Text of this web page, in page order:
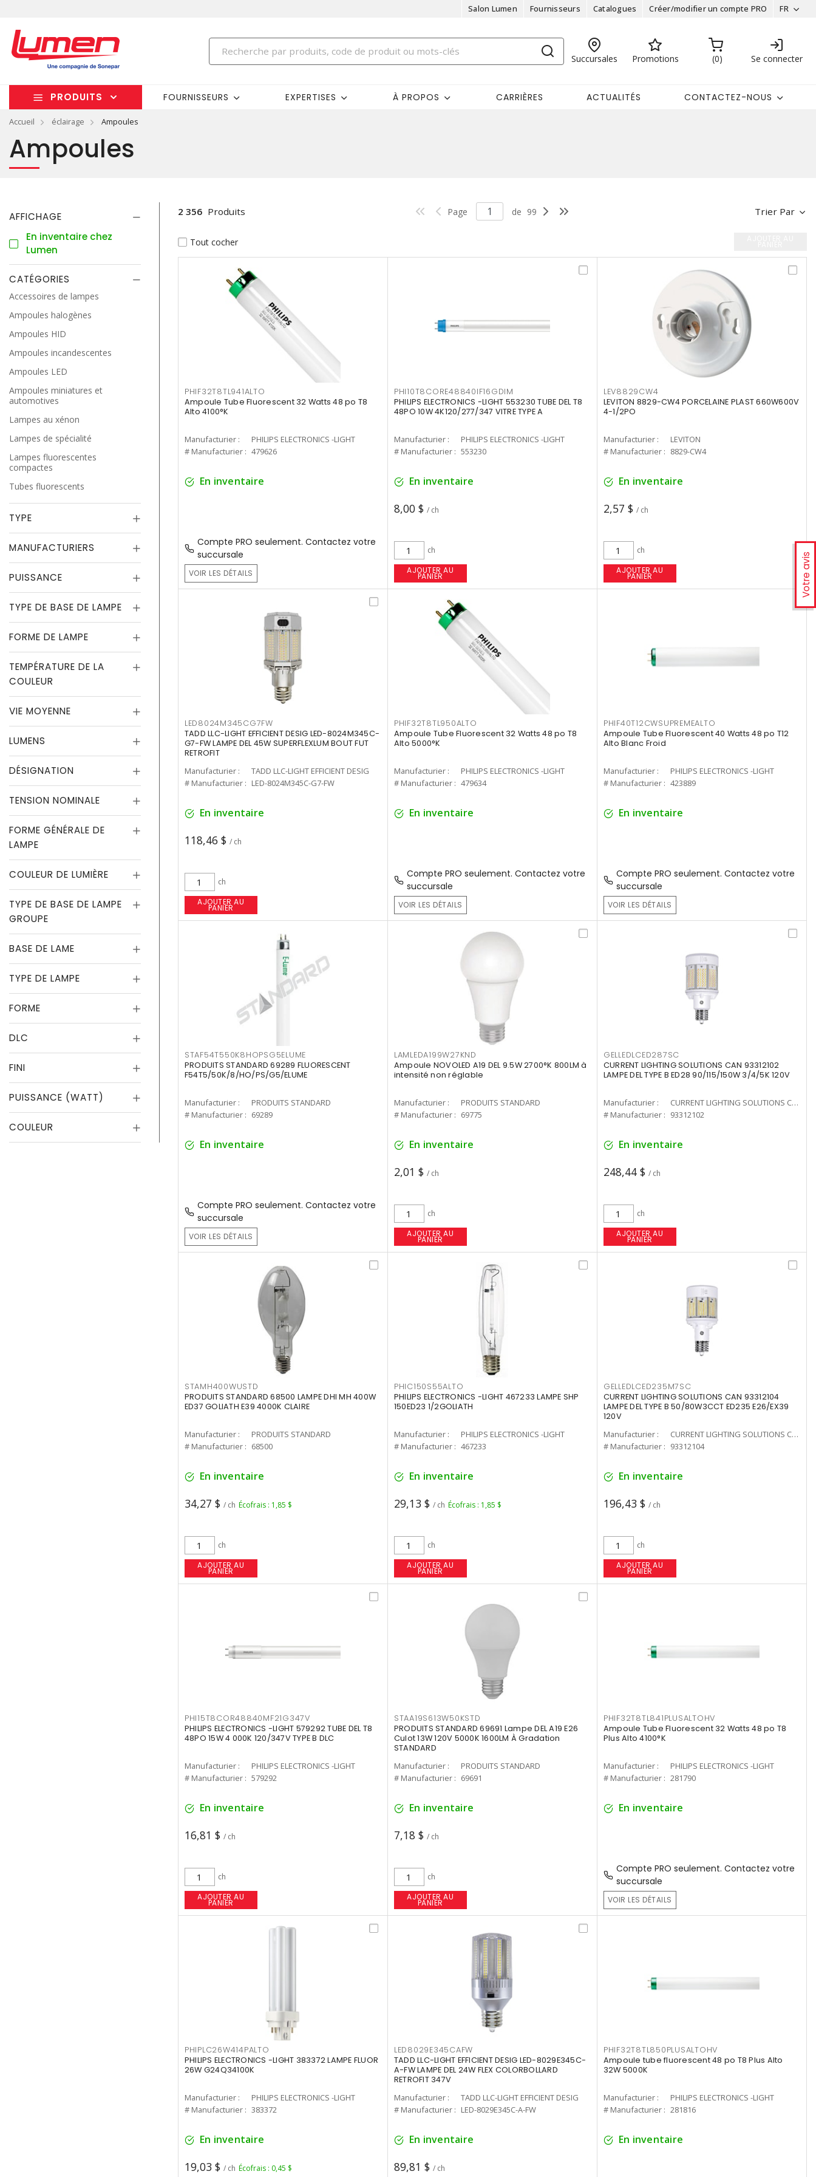
Salon Lumen Fournisseurs Catalogues Créer/modifier un compte PRO FR
Succursales Promotions 0 Se connecter
PRODUITS FOURNISSEURS EXPERTISES À PROPOS CARRIÈRES ACTUALITÉS CONTACTEZ-NOUS
Accueil éclairage Ampoules
Votre avis
Ampoules
AFFICHAGE
En inventaire chez
Lumen
CATÉGORIES
Accessoires de lampes
Ampoules halogènes
Ampoules HID
Ampoules incandescentes
Ampoules LED
Ampoules miniatures et
automotives
Lampes au xénon
Lampes de spécialité
Lampes fluorescentes
compactes
Tubes fluorescents
TYPE
MANUFACTURIERS
PUISSANCE
TYPE DE BASE DE LAMPE
FORME DE LAMPE
TEMPÉRATURE DE LA
COULEUR
VIE MOYENNE
LUMENS
DÉSIGNATION
TENSION NOMINALE
FORME GÉNÉRALE DE
LAMPE
COULEUR DE LUMIÈRE
TYPE DE BASE DE LAMPE
GROUPE
BASE DE LAME
TYPE DE LAMPE
FORME
DLC
FINI
PUISSANCE (WATT)
COULEUR
Trier Par
2 356 Produits Page de 99
Tout cocher
PHIF32T8TL941ALTO
Ampoule Tube Fluorescent 32 Watts 48 po T8
Alto 4100°K
Manufacturier :
PHILIPS ELECTRONICS -LIGHT
# Manufacturier : 479626
En inventaire
Compte PRO seulement. Contactez votre
succursale
VOIR LES DÉTAILS
PHI10T8CORE48840IF16GDIM
PHILIPS ELECTRONICS -LIGHT 553230 TUBE DEL T8
48PO 10W 4K120/277/347 VITRE TYPE A
Manufacturier :
PHILIPS ELECTRONICS -LIGHT
# Manufacturier : 553230
En inventaire
8,00 $ / ch
ch
AJOUTER AU
PANIER
LEV8829CW4
LEVITON 8829-CW4 PORCELAINE PLAST 660W600V
4-1/2PO
Manufacturier :
LEVITON
# Manufacturier : 8829-CW4
En inventaire
2,57 $ / ch
ch
AJOUTER AU
PANIER
LED8024M345CG7FW
TADD LLC-LIGHT EFFICIENT DESIG LED-8024M345C-
G7-FW LAMPE DEL 45W SUPERFLEXLUM BOUT FUT
RETROFIT
Manufacturier :
TADD LLC-LIGHT EFFICIENT DESIG
# Manufacturier : LED-8024M345C-G7-FW
En inventaire
118,46 $ / ch
ch
AJOUTER AU
PANIER
PHIF32T8TL950ALTO
Ampoule Tube Fluorescent 32 Watts 48 po T8
Alto 5000°K
Manufacturier :
PHILIPS ELECTRONICS -LIGHT
# Manufacturier : 479634
En inventaire
Compte PRO seulement. Contactez votre
succursale
VOIR LES DÉTAILS
PHIF40T12CWSUPREMEALTO
Ampoule Tube Fluorescent 40 Watts 48 po T12
Alto Blanc Froid
Manufacturier :
PHILIPS ELECTRONICS -LIGHT
# Manufacturier : 423889
En inventaire
Compte PRO seulement. Contactez votre
succursale
VOIR LES DÉTAILS
STAF54T550K8HOPSG5ELUME
PRODUITS STANDARD 69289 FLUORESCENT
F54T5/50K/8/HO/PS/G5/ELUME
Manufacturier :
PRODUITS STANDARD
# Manufacturier : 69289
En inventaire
Compte PRO seulement. Contactez votre
succursale
VOIR LES DÉTAILS
LAMLEDA199W27KND
Ampoule NOVOLED A19 DEL 9.5W 2700°K 800LM à
intensité non réglable
Manufacturier :
PRODUITS STANDARD
# Manufacturier : 69775
En inventaire
2,01 $ / ch
ch
AJOUTER AU
PANIER
GELLEDLCED287SC
CURRENT LIGHTING SOLUTIONS CAN 93312102
LAMPE DEL TYPE B ED28 90/115/150W 3/4/5K 120V
Manufacturier :
CURRENT LIGHTING SOLUTIONS CAN
# Manufacturier : 93312102
En inventaire
248,44 $ / ch
ch
AJOUTER AU
PANIER
STAMH400WUSTD
PRODUITS STANDARD 68500 LAMPE DHI MH 400W
ED37 GOLIATH E39 4000K CLAIRE
Manufacturier :
PRODUITS STANDARD
# Manufacturier : 68500
En inventaire
34,27 $ / ch Écofrais : 1,85 $
ch
AJOUTER AU
PANIER
PHIC150S55ALTO
PHILIPS ELECTRONICS -LIGHT 467233 LAMPE SHP
150ED23 1/2GOLIATH
Manufacturier :
PHILIPS ELECTRONICS -LIGHT
# Manufacturier : 467233
En inventaire
29,13 $ / ch Écofrais : 1,85 $
ch
AJOUTER AU
PANIER
GELLEDLCED235M7SC
CURRENT LIGHTING SOLUTIONS CAN 93312104
LAMPE DEL TYPE B 50/80W3CCT ED235 E26/EX39
120V
Manufacturier :
CURRENT LIGHTING SOLUTIONS CAN
# Manufacturier : 93312104
En inventaire
196,43 $ / ch
ch
AJOUTER AU
PANIER
PHI15T8COR48840MF21G347V
PHILIPS ELECTRONICS -LIGHT 579292 TUBE DEL T8
48PO 15W 4 000K 120/347V TYPE B DLC
Manufacturier :
PHILIPS ELECTRONICS -LIGHT
# Manufacturier : 579292
En inventaire
16,81 $ / ch
ch
AJOUTER AU
PANIER
STAA19S613W50KSTD
PRODUITS STANDARD 69691 Lampe DEL A19 E26
Culot 13W 120V 5000K 1600LM À Gradation
STANDARD
Manufacturier :
PRODUITS STANDARD
# Manufacturier : 69691
En inventaire
7,18 $ / ch
ch
AJOUTER AU
PANIER
PHIF32T8TL841PLUSALTOHV
Ampoule Tube Fluorescent 32 Watts 48 po T8
Plus Alto 4100°K
Manufacturier :
PHILIPS ELECTRONICS -LIGHT
# Manufacturier : 281790
En inventaire
Compte PRO seulement. Contactez votre
succursale
VOIR LES DÉTAILS
PHIPLC26W414PALTO
PHILIPS ELECTRONICS -LIGHT 383372 LAMPE FLUOR
26W G24Q34100K
Manufacturier :
PHILIPS ELECTRONICS -LIGHT
# Manufacturier : 383372
En inventaire
19,03 $ / ch Écofrais : 0,45 $
LED8029E345CAFW
TADD LLC-LIGHT EFFICIENT DESIG LED-8029E345C-
A-FW LAMPE DEL 24W FLEX COLORBOLLARD
RETROFIT 347V
Manufacturier :
TADD LLC-LIGHT EFFICIENT DESIG
# Manufacturier : LED-8029E345C-A-FW
En inventaire
89,81 $ / ch
PHIF32T8TL850PLUSALTOHV
Ampoule tube fluorescent 48 po T8 Plus Alto
32W 5000K
Manufacturier :
PHILIPS ELECTRONICS -LIGHT
# Manufacturier : 281816
En inventaire